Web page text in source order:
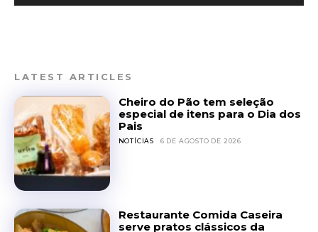
LATEST ARTICLES
Cheiro do Pão tem seleção
especial de itens para o Dia dos
Pais
NOTÍCIAS 6 DE AGOSTO DE 2026
Restaurante Comida Caseira
serve pratos clássicos da